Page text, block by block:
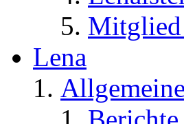
Mitglied
Lena